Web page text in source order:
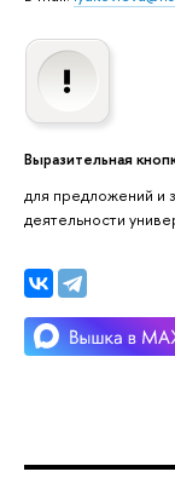
Выразительная
для предложений и
деятельности